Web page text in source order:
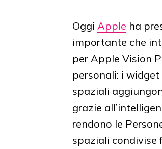
Oggi Apple ha
importante che
per Apple Vision
personali: i widget
spaziali
grazie
rendono le
spaziali condivise